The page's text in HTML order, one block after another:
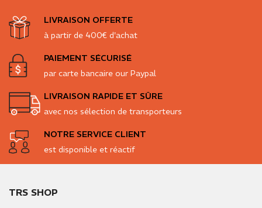
LIVRAISON OFFERTE
à partir de 400€ d'achat
PAIEMENT SÉCURISÉ
par carte bancaire our Paypal
LIVRAISON RAPIDE ET SÛRE
avec nos sélection de transporteurs
NOTRE SERVICE CLIENT
est disponible et réactif
TRS SHOP